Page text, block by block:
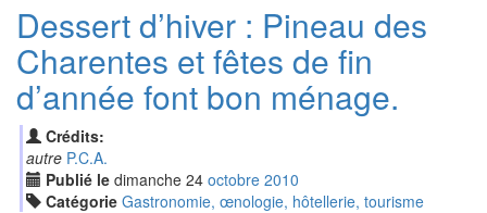
Dessert d’hiver : Pineau des
Charentes et fêtes de fin
d’année font bon ménage.
Crédits:
autre P.C.A.
Publié le dimanche 24 octobre 2010
Catégorie Gastronomie, œnologie, hôtellerie, tourisme